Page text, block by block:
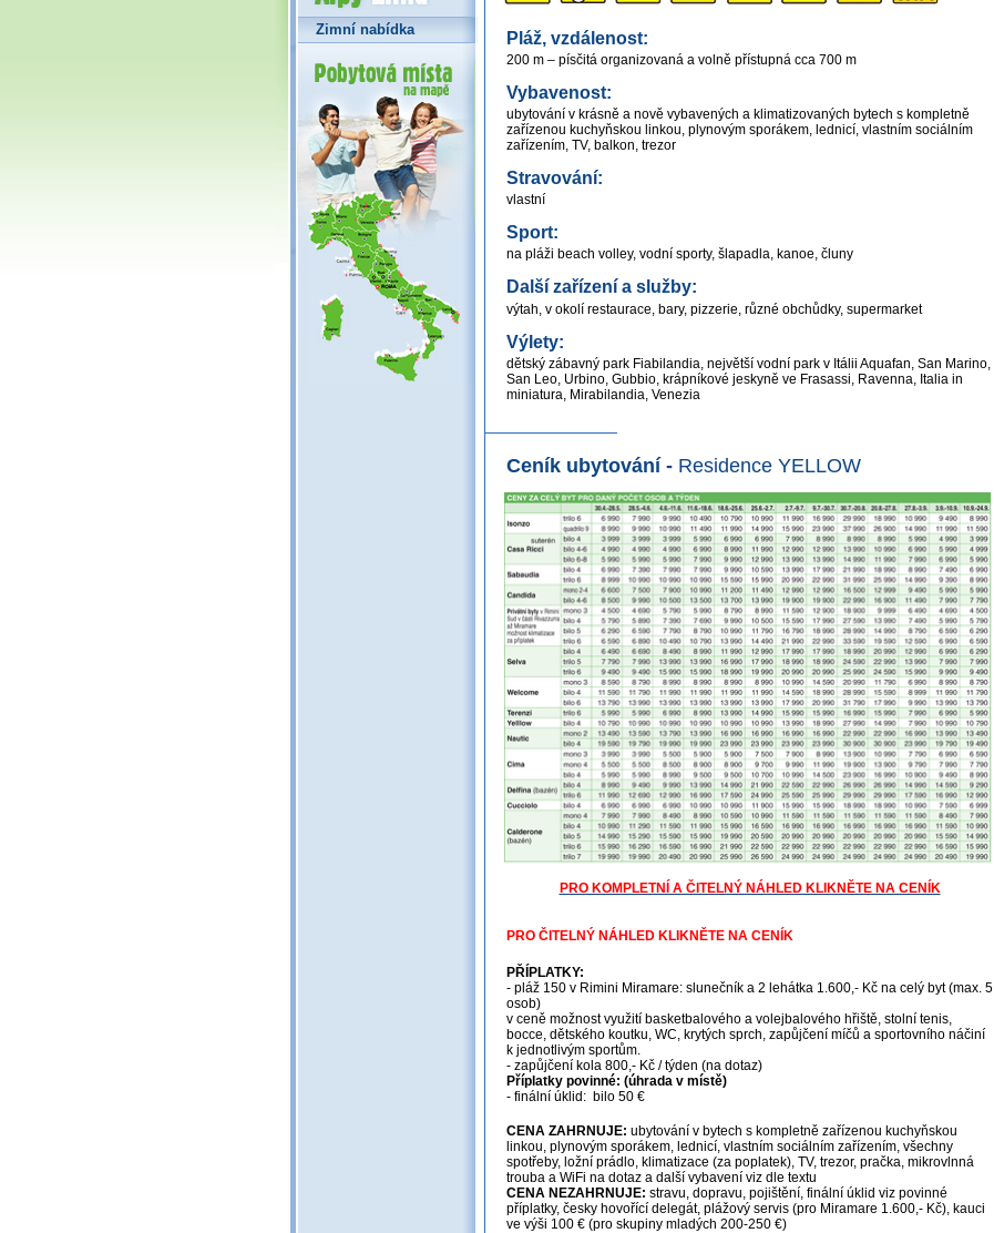
Pláž, vzdálenost:
200 m – písčitá organizovaná a volně přístupná cca 700 m
Vybavenost:
ubytování v krásně a nově vybavených a klimatizovaných bytech s kompletně
zařízenou kuchyňskou linkou, plynovým sporákem, lednicí, vlastním sociálním
zařízením, TV, balkon, trezor
Stravování:
vlastní
Sport:
na pláži beach volley, vodní sporty, šlapadla, kanoe, čluny
Další zařízení a služby:
výtah, v okolí restaurace, bary, pizzerie, různé obchůdky, supermarket
Výlety:
dětský zábavný park Fiabilandia, největší vodní park v Itálii Aquafan, San Marino,
San Leo, Urbino, Gubbio, krápníkové jeskyně ve Frasassi, Ravenna, Italia in
miniatura, Mirabilandia, Venezia
Ceník ubytování - Residence YELLOW
PRO KOMPLETNÍ A ČITELNÝ NÁHLED KLIKNĚTE NA CENÍK
PRO ČITELNÝ NÁHLED KLIKNĚTE NA CENÍK
PŘÍPLATKY:
- pláž 150 v Rimini Miramare: slunečník a 2 lehátka 1.600,- Kč na celý byt (max. 5
osob)
v ceně možnost využití basketbalového a volejbalového hřiště, stolní tenis,
bocce, dětského koutku, WC, krytých sprch, zapůjčení míčů a sportovního náčiní
k jednotlivým sportům.
- zapůjčení kola 800,- Kč / týden (na dotaz)
Příplatky povinné: (úhrada v místě)
- finální úklid: bilo 50 €
CENA ZAHRNUJE: ubytování v bytech s kompletně zařízenou kuchyňskou
linkou, plynovým sporákem, lednicí, vlastním sociálním zařízením, všechny
spotřeby, ložní prádlo, klimatizace (za poplatek), TV, trezor, pračka, mikrovlnná
trouba a WiFi na dotaz a další vybavení viz dle textu
CENA NEZAHRNUJE: stravu, dopravu, pojištění, finální úklid viz povinné
příplatky, česky hovořící delegát, plážový servis (pro Miramare 1.600,- Kč), kauci
ve výši 100 € (pro skupiny mladých 200-250 €)
Zimní nabídka